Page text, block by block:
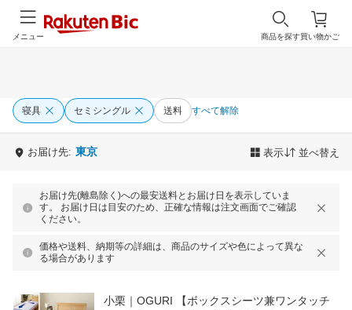
買い物かご
商品を探す
メニュー
寝具 セミシングル 送料 すべて解除
お届け先: 東京 表示 並べ替え
お届け先(離島除く)への最安送料とお届け日を表示していま
す。 お届け日は目安のため、正確な情報は注文画面でご確認
ください。
価格や送料、納期等の詳細は、商品のサイズや色によって異な
る場合があります
小栗｜OGURI 【ボックスシーツ兼ワンタッチ